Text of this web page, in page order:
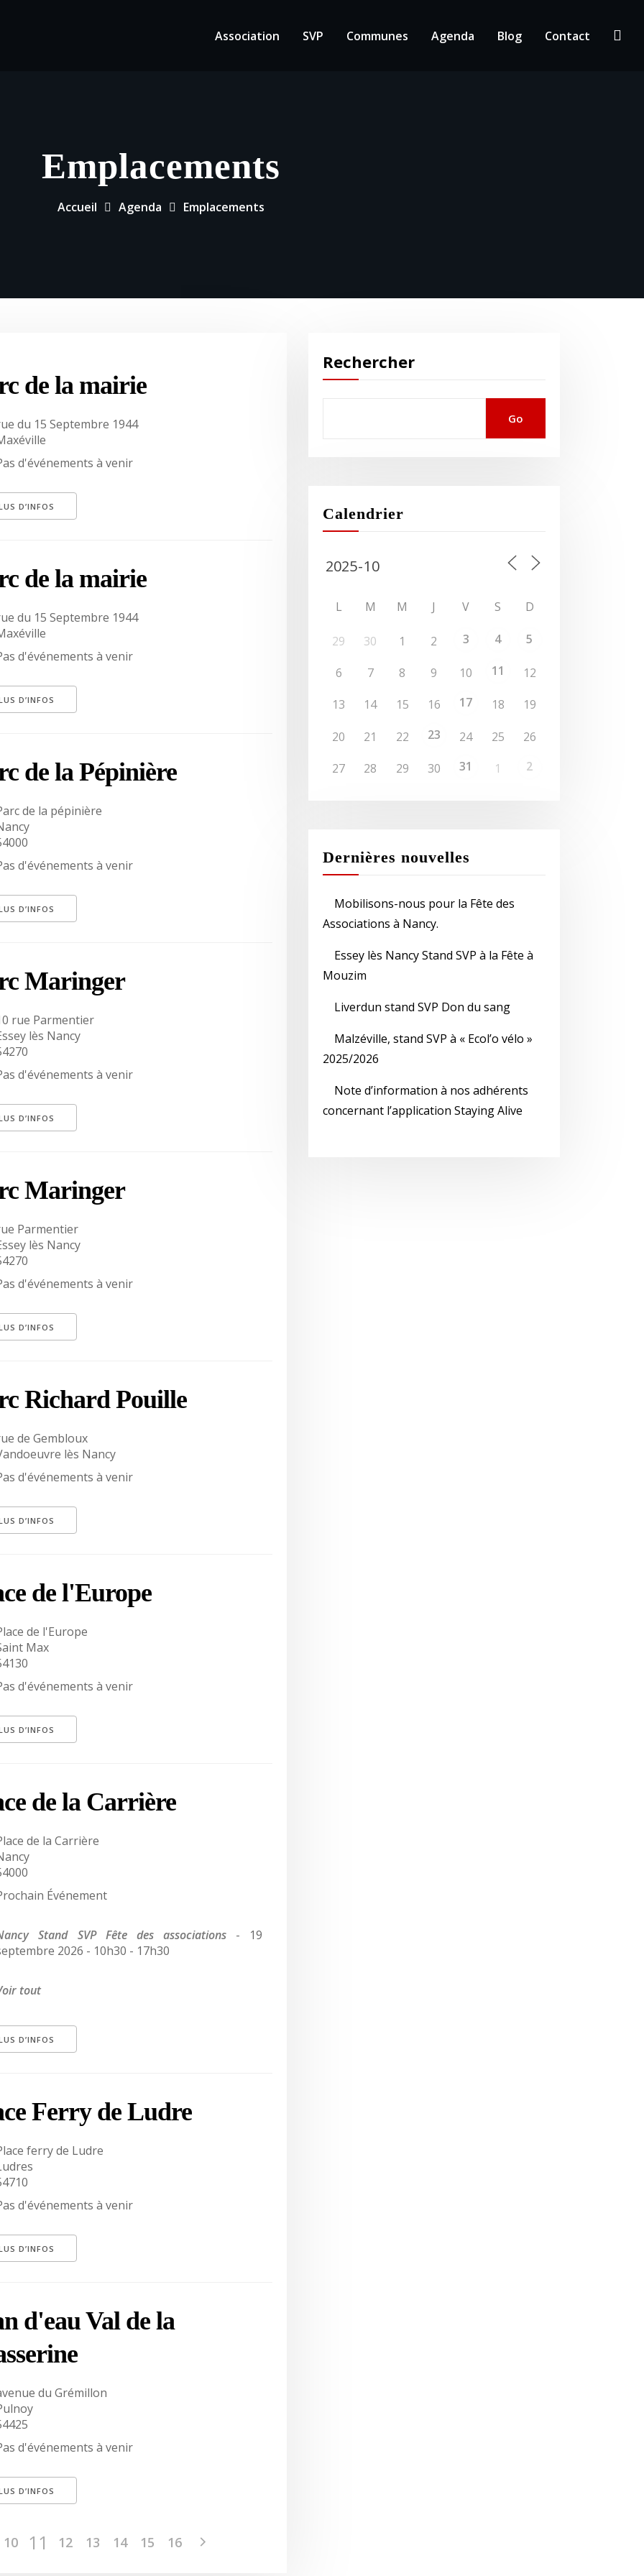
Association SVP Communes Agenda Blog Contact
Emplacements
Accueil Agenda Emplacements
de la mairie
du 15 Septembre 1944
d'événements à venir
D’INFOS
de la mairie
du 15 Septembre 1944
d'événements à venir
D’INFOS
de la Pépinière
de la pépinière
d'événements à venir
D’INFOS
Maringer
rue Parmentier
lès Nancy
d'événements à venir
D’INFOS
Maringer
Parmentier
lès Nancy
d'événements à venir
D’INFOS
Richard Pouille
de Gembloux
lès Nancy
d'événements à venir
D’INFOS
de l'Europe
de l'Europe
Max
d'événements à venir
D’INFOS
de la Carrière
de la Carrière
Événement
Stand SVP Fête des associations- 19
2026 - 10h30 - 17h30
tout
D’INFOS
Ferry de Ludre
ferry de Ludre
d'événements à venir
D’INFOS
d'eau Val de la
du Grémillon
d'événements à venir
D’INFOS
10 11 12 13 14 15 16
Rechercher
Go
Calendrier
L M M J V S D
29 30 1 2 3 4 5
6 7 8 9 10 11 12
13 14 15 16 17 18 19
20 21 22 23 24 25 26
27 28 29 30 31 1 2
Dernières nouvelles
Mobilisons-nous pour la Fête des
Associations à Nancy.
Essey lès Nancy Stand SVP à la Fête à
Mouzim
Liverdun stand SVP Don du sang
Malzéville, stand SVP à « Ecol’o vélo »
2025/2026
Note d’information à nos adhérents
concernant l’application Staying Alive